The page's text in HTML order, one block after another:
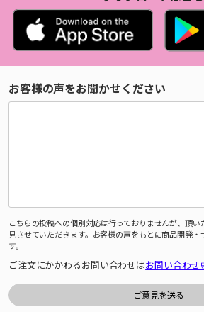
お客様の声をお聞かせください
こちらの投稿への個別対応は行っておりませんが、頂
見させていただきます。お客様の声をもとに商品開発・
す。
ご注文にかかわるお問い合わせはお問い合わせ